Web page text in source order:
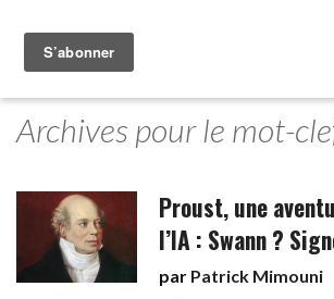
Archives pour le mot-
Proust, une
l’IA : Swann ?
par Patrick Mimouni